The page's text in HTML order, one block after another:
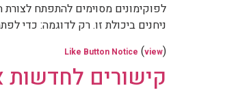
לפוקימונים מסוימים להתפתח
ניחנים ביכולת זו. רק לדוגמה: כדי
Like Button Notice (view)
קישורים לחדשות